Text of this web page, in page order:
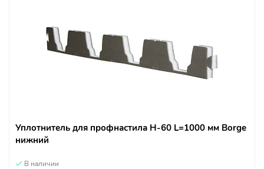
Уплотнитель для профнастила Н-60 L=1000 мм Borge
нижний
В наличии